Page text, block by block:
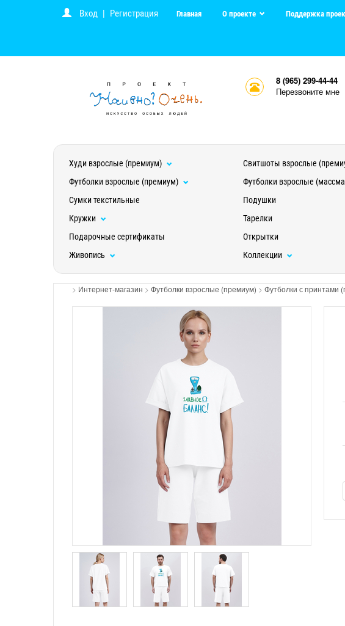
Вход | Регистрация Главная О проекте Поддержка
8 (965) 299-44-44
Перезвоните мне
Худи взрослые (премиум) Свитшоты взрослые
Футболки взрослые (премиум)
Футболки взрослые
Сумки текстильные
Подушки
Кружки
Тарелки
Подарочные сертификаты
Открытки
Живопись
Коллекции
> Интернет-магазин > Футболки взрослые (премиум) > Футболки с принтами